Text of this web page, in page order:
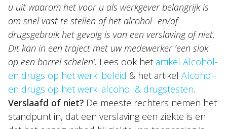
NL EN DE FR
u uit waarom het voor u als werkgever belangrijk is
om snel vast te stellen of het alcohol- en/of
drugsgebruik het gevolg is van een verslaving of niet.
Dit kan in een traject met uw medewerker ‘een slok
op een borrel schelen’. Lees ook het artikel Alcohol-
en drugs op het werk: beleid & het artikel Alcohol-
en drugs op het werk: alcohol & drugstesten.
Verslaafd of niet? De meeste rechters nemen het
standpunt in, dat een verslaving een ziekte is en